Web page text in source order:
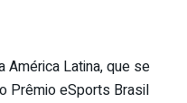
Latina, que se
Prêmio eSports Brasil